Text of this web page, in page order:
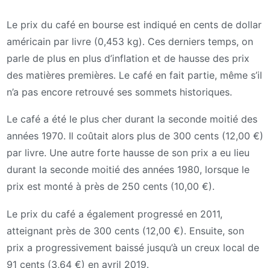
Le prix du café en bourse est indiqué en cents de dollar
américain par livre (0,453 kg). Ces derniers temps, on
parle de plus en plus d’inflation et de hausse des prix
des matières premières. Le café en fait partie, même s’il
n’a pas encore retrouvé ses sommets historiques.
Le café a été le plus cher durant la seconde moitié des
années 1970. Il coûtait alors plus de 300 cents (12,00 €)
par livre. Une autre forte hausse de son prix a eu lieu
durant la seconde moitié des années 1980, lorsque le
prix est monté à près de 250 cents (10,00 €).
Le prix du café a également progressé en 2011,
atteignant près de 300 cents (12,00 €). Ensuite, son
prix a progressivement baissé jusqu’à un creux local de
91 cents (3,64 €) en avril 2019.